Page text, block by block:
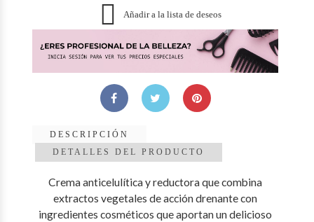
 Añadir a la lista de deseos
DESCRIPCIÓN
DETALLES DEL PRODUCTO
Crema anticelulítica y reductora que combina
extractos vegetales de acción drenante con
ingredientes cosméticos que aportan un delicioso